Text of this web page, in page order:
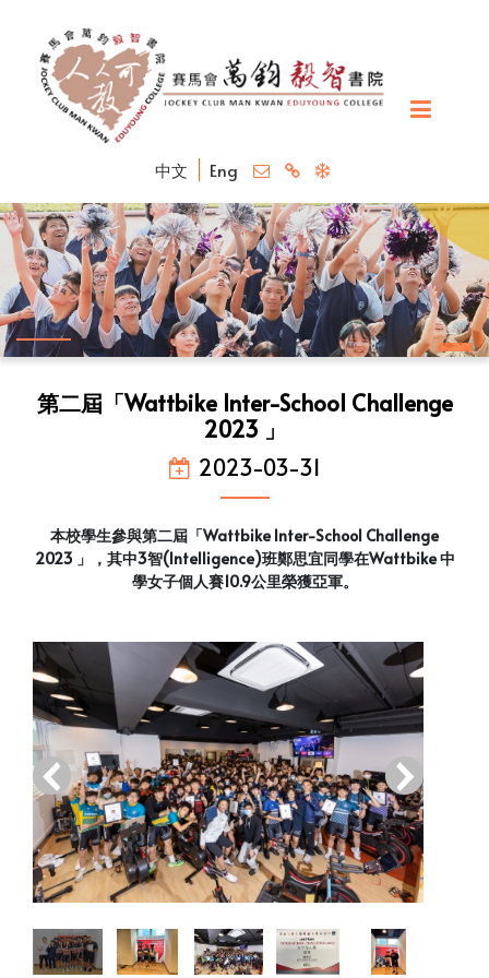
中文 Eng
第二屆「Wattbike Inter-School Challenge
2023 」
2023-03-31
本校學生參與第二屆「Wattbike Inter-School Challenge
2023 」，其中3智(Intelligence)班鄭思宜同學在​​​Wattbike 中
學女子個人賽10.9公里榮獲亞軍。
‹ ›